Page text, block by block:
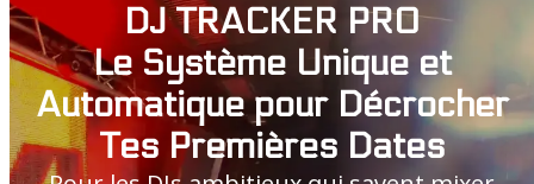
DJ TRACKER PRO
Le Système Unique et
Automatique pour Décrocher
Tes Premières Dates